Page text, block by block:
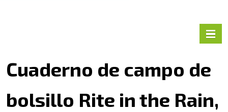
Cuaderno de campo de
bolsillo Rite in the Rain,